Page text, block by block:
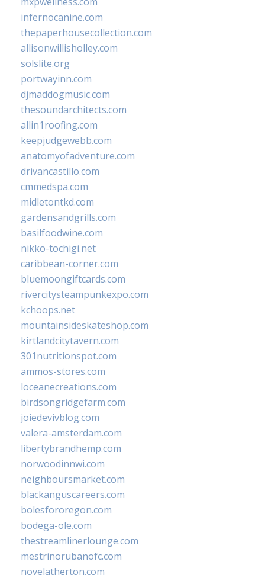
infernocanine.com
thepaperhousecollection.com
allisonwillisholley.com
solslite.org
portwayinn.com
djmaddogmusic.com
thesoundarchitects.com
allin1roofing.com
keepjudgewebb.com
anatomyofadventure.com
drivancastillo.com
cmmedspa.com
midletontkd.com
gardensandgrills.com
basilfoodwine.com
nikko-tochigi.net
caribbean-corner.com
bluemoongiftcards.com
rivercitysteampunkexpo.com
kchoops.net
mountainsideskateshop.com
kirtlandcitytavern.com
301nutritionspot.com
ammos-stores.com
loceanecreations.com
birdsongridgefarm.com
joiedevivblog.com
valera-amsterdam.com
libertybrandhemp.com
norwoodinnwi.com
neighboursmarket.com
blackanguscareers.com
bolesfororegon.com
bodega-ole.com
thestreamlinerlounge.com
mestrinorubanofc.com
novelatherton.com